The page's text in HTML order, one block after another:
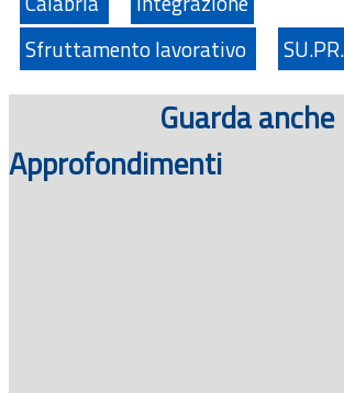
Sfruttamento lavorativo
Guarda anche
Approfondimenti